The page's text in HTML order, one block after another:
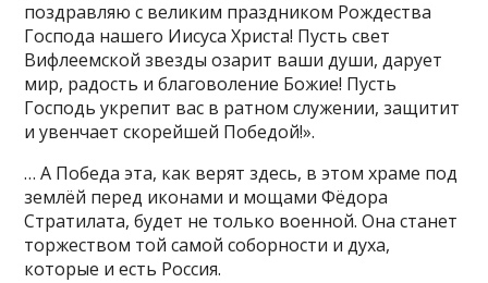
поздравляю с великим праздником Рождества
Господа нашего Иисуса Христа! Пусть свет
Вифлеемской звезды озарит ваши души, дарует
мир, радость и благоволение Божие! Пусть
Господь укрепит вас в ратном служении, защитит
и увенчает скорейшей Победой!».
… А Победа эта, как верят здесь, в этом храме под
землёй перед иконами и мощами Фёдора
Стратилата, будет не только военной. Она станет
торжеством той самой соборности и духа,
которые и есть Россия.